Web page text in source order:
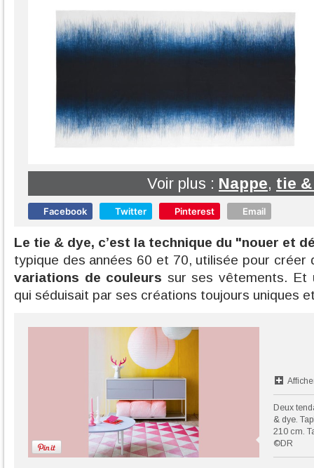
Voir plus : Nappe, tie
Facebook Twitter Pinterest Email
Le tie & dye, c’est la technique du "nouer et
typique des années 60 et 70, utilisée pour créer
variations de couleurs sur ses vêtements. Et
qui séduisait par ses créations toujours uniques
Deux
& dye.
210 cm.
©DR